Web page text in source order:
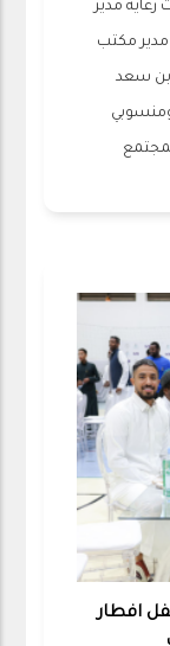
مدير
مكتب
بن سعد
افطار